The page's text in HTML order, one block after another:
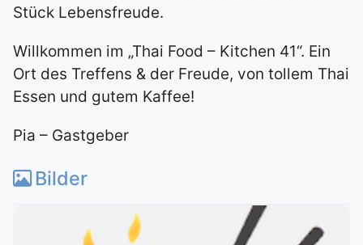
Stück Lebensfreude.
Willkommen im „Thai Food – Kitchen 41“. Ein
Ort des Treffens & der Freude, von tollem Thai
Essen und gutem Kaffee!
​Pia – Gastgeber
Bilder